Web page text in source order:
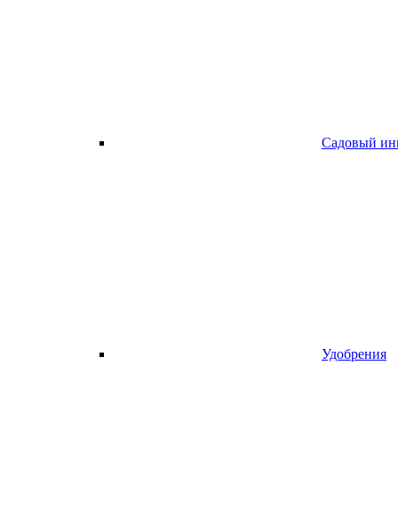
Садовый
Удобрения